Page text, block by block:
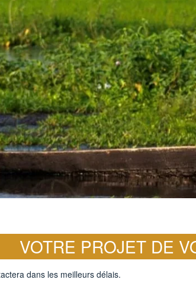
VOTRE PROJET DE
dans les meilleurs délais.